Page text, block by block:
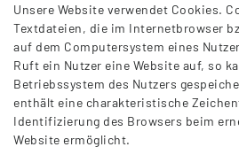
Unsere Website verwendet Cookies.
Textdateien, die im Internetbrowser
auf dem Computersystem eines
Ruft ein Nutzer eine Website auf, so
Betriebssystem des Nutzers
enthält eine charakteristische
Identifizierung des Browsers beim
Website ermöglicht.